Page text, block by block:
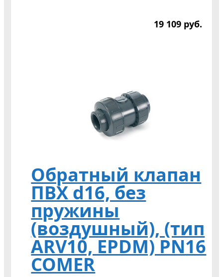
19 109 руб.
Обратный клапан
ПВХ d16, без
пружины
(воздушный), (тип
ARV10, EPDM) PN16
COMER